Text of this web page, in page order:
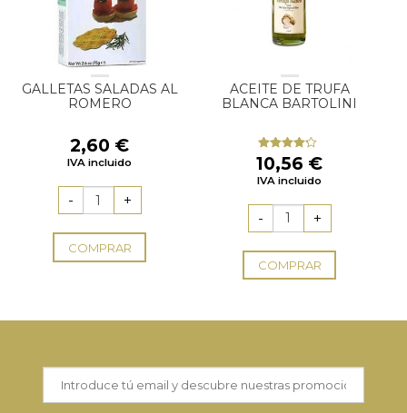
GALLETAS SALADAS AL
ROMERO
2,60 €
IVA incluido
COMPRAR
ACEITE DE TRUFA
BLANCA BARTOLINI
Valorado
con4.00
de 5
10,56 €
IVA incluido
COMPRAR